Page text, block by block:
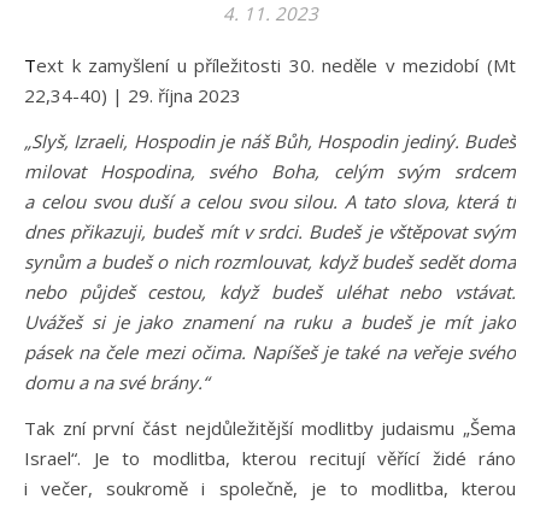
4. 11. 2023
Text k zamyšlení u příležitosti 30. neděle v mezidobí (Mt
22,34-40) | 29. října 2023
„Slyš, Izraeli, Hospodin je náš Bůh, Hospodin jediný. Budeš
milovat Hospodina, svého Boha, celým svým srdcem
a celou svou duší a celou svou silou. A tato slova, která ti
dnes přikazuji, budeš mít v srdci. Budeš je vštěpovat svým
synům a budeš o nich rozmlouvat, když budeš sedět doma
nebo půjdeš cestou, když budeš uléhat nebo vstávat.
Uvážeš si je jako znamení na ruku a budeš je mít jako
pásek na čele mezi očima. Napíšeš je také na veřeje svého
domu a na své brány.“
Tak zní první část nejdůležitější modlitby judaismu „Šema
Israel“. Je to modlitba, kterou recitují věřící židé ráno
i večer, soukromě i společně, je to modlitba, kterou